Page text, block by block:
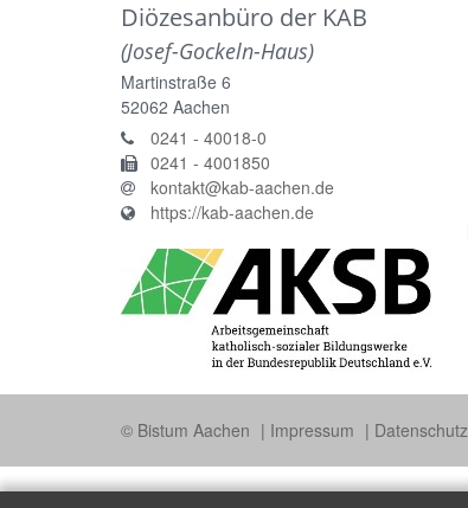
Diözesanbüro der KAB
(Josef-Gockeln-Haus)
Martinstraße 6
52062 Aachen
0241 - 40018-0
0241 - 4001850
kontakt@kab-aachen.de
https://kab-aachen.de
© Bistum Aachen Impressum Datenschutz